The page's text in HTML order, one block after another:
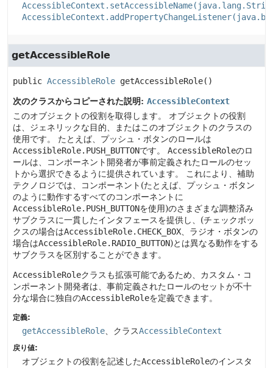
getAccessibleRole
public AccessibleRole getAccessibleRole()
次のクラスからコピーされた説明: AccessibleContext
このオブジェクトの役割を取得します。
オブジェクトの役割
は、ジェネリックな目的、またはこのオブジェクトのクラスの
使用です。
たとえば、プッシュ・ボタンのロールは
AccessibleRole.PUSH_BUTTONです。 AccessibleRoleのロ
ールは、コンポーネント開発者が事前定義されたロールのセッ
トから選択できるように提供されています。
これにより、補助
テクノロジでは、コンポーネント(たとえば、プッシュ・ボタン
のように動作するすべてのコンポーネントに
AccessibleRole.PUSH_BUTTONを使用)のさまざまな調整済み
サブクラスに一貫したインタフェースを提供し、(チェックボッ
クスの場合はAccessibleRole.CHECK_BOX 、ラジオ・ボタンの
場合はAccessibleRole.RADIO_BUTTON)とは異なる動作をする
サブクラスを区別することができます。
AccessibleRoleクラスも拡張可能であるため、カスタム・コ
ンポーネント開発者は、事前定義されたロールのセットが不十
分な場合に独自のAccessibleRoleを定義できます。
定義:
getAccessibleRole 、クラスAccessibleContext
戻り値:
オブジェクトの役割を記述したAccessibleRoleのインスタ